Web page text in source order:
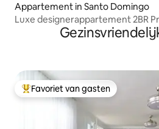
Appartement in Santo Domingo
Luxe designerappartement 2BR
Topfavoriet van gasten
Favoriet van gasten